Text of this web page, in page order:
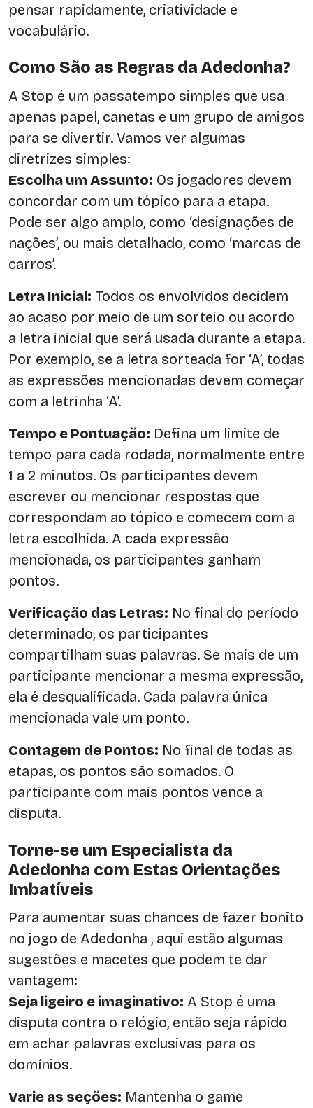
pensar rapidamente, criatividade e
vocabulário.
Como São as Regras da Adedonha?
A Stop é um passatempo simples que usa
apenas papel, canetas e um grupo de amigos
para se divertir. Vamos ver algumas
diretrizes simples:
Escolha um Assunto: Os jogadores devem
concordar com um tópico para a etapa.
Pode ser algo amplo, como ‘designações de
nações’, ou mais detalhado, como ‘marcas de
carros’.
Letra Inicial: Todos os envolvidos decidem
ao acaso por meio de um sorteio ou acordo
a letra inicial que será usada durante a etapa.
Por exemplo, se a letra sorteada for ‘A’, todas
as expressões mencionadas devem começar
com a letrinha ‘A’.
Tempo e Pontuação: Defina um limite de
tempo para cada rodada, normalmente entre
1 a 2 minutos. Os participantes devem
escrever ou mencionar respostas que
correspondam ao tópico e comecem com a
letra escolhida. A cada expressão
mencionada, os participantes ganham
pontos.
Verificação das Letras: No final do período
determinado, os participantes
compartilham suas palavras. Se mais de um
participante mencionar a mesma expressão,
ela é desqualificada. Cada palavra única
mencionada vale um ponto.
Contagem de Pontos: No final de todas as
etapas, os pontos são somados. O
participante com mais pontos vence a
disputa.
Torne-se um Especialista da
Adedonha com Estas Orientações
Imbatíveis
Para aumentar suas chances de fazer bonito
no jogo de Adedonha , aqui estão algumas
sugestões e macetes que podem te dar
vantagem:
Seja ligeiro e imaginativo: A Stop é uma
disputa contra o relógio, então seja rápido
em achar palavras exclusivas para os
domínios.
Varie as seções: Mantenha o game